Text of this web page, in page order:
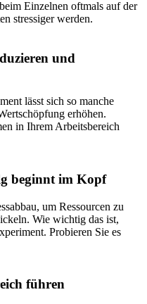
Einzelnen oftmals auf der
stressiger werden.
und
lässt sich so manche
erhöhen.
in Ihrem Arbeitsbereich
beginnt im Kopf
um Ressourcen zu
Wie wichtig das ist,
Probieren Sie es
führen